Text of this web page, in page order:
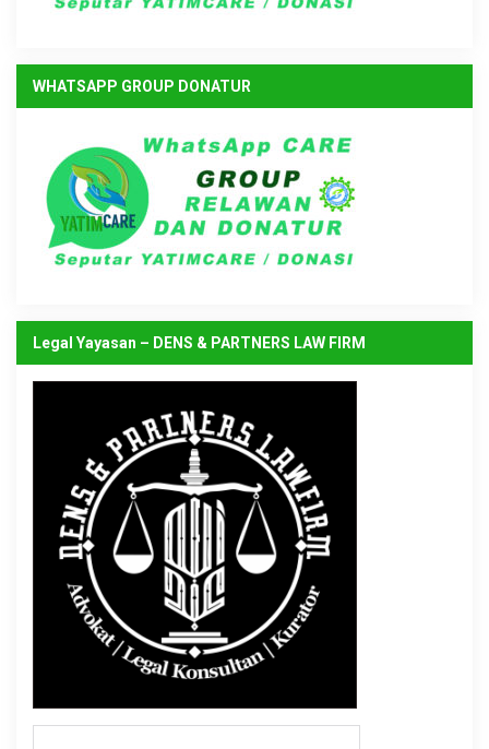
WHATSAPP GROUP DONATUR
Legal Yayasan – DENS & PARTNERS LAW FIRM